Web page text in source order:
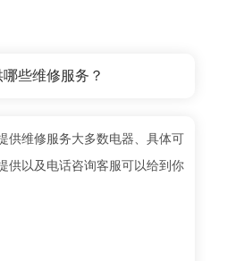
些维修服务？
供维修服务大多数电器、具体可
供以及电话咨询客服可以给到你